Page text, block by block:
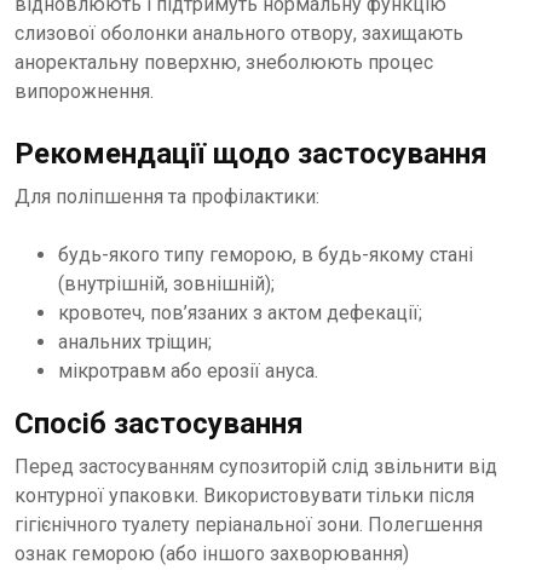
слизової оболонки анального отвору, захищають
аноректальну поверхню, знеболюють процес
випорожнення.
Рекомендації щодо застосування
Для поліпшення та профілактики:
будь-якого типу геморою, в будь-якому стані
(внутрішній, зовнішній);
кровотеч, пов’язаних з актом дефекації;
анальних тріщин;
мікротравм або ерозії ануса.
Спосіб застосування
Перед застосуванням супозиторій слід звільнити від
контурної упаковки. Використовувати тільки після
гігієнічного туалету періанальної зони. Полегшення
ознак геморою (або іншого захворювання)